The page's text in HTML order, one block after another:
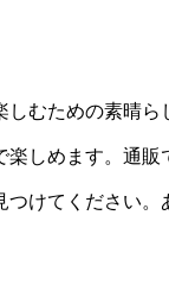
むための素晴
しめます。通
けてください